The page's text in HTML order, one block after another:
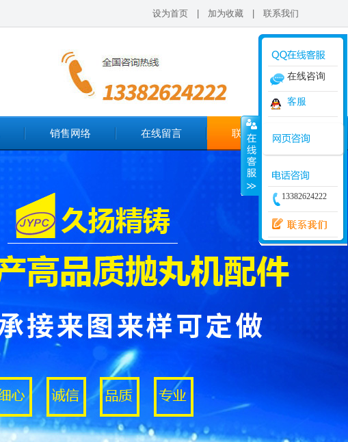
设为首页 加为收藏 联系我们
销售网络 在线留言 联系我们
在线咨询
客服
13382624222